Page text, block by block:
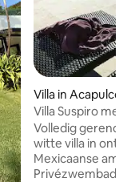
Villa in Acapulco
Villa Suspiro met
de Stille Oceaan
Volledig
witte villa in
Mexicaanse
Privézwembad, 3